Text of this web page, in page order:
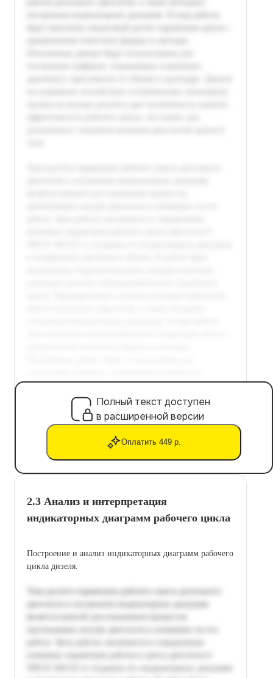
Полный текст доступен
в расширенной версии
Оплатить 449 р.
2.3 Анализ и интерпретация
индикаторных диаграмм рабочего цикла
Построение и анализ индикаторных диаграмм рабочего
цикла дизеля.